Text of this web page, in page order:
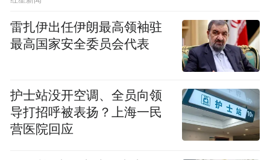
1月29日闽南佛学院校友会发出《致敬闽院海
外校友共同参与 抗击“新型冠状病毒肺炎疫
情”的募捐倡议书》，号召全球闽院校友积极
行动起来，捐献医用外科口罩、防护服、护
目镜等急需物资；
雷扎伊出任伊朗最高领袖驻
最高国家安全委员会代表
护士站没开空调、全员向领
导打招呼被表扬？上海一民
营医院回应